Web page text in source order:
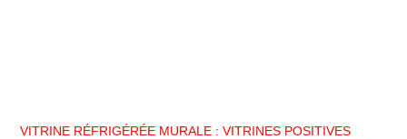
VITRINE RÉFRIGÉRÉE MURALE : VITRINES POSITIVES